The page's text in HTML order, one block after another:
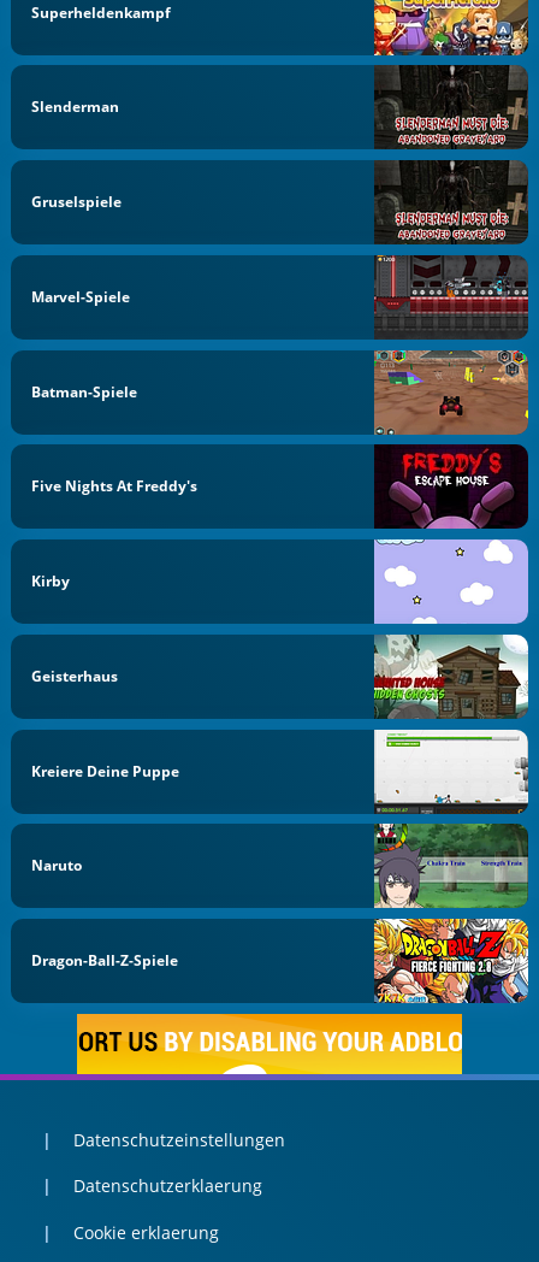
Superheldenkampf
Slenderman
Gruselspiele
Marvel-Spiele
Batman-Spiele
Five Nights At Freddy's
Kirby
Geisterhaus
Kreiere Deine Puppe
Naruto
Dragon-Ball-Z-Spiele
Datenschutzeinstellungen
Datenschutzerklaerung
Cookie erklaerung